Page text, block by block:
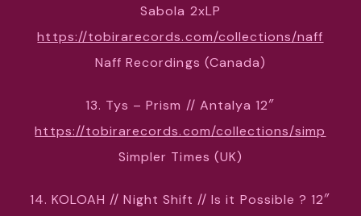
Sabola 2xLP
https://tobirarecords.com/collections/naff
Naff Recordings (Canada)
13. Tys – Prism // Antalya 12″
https://tobirarecords.com/collections/simp
Simpler Times (UK)
14. KOLOAH // Night Shift // Is it Possible ? 12″